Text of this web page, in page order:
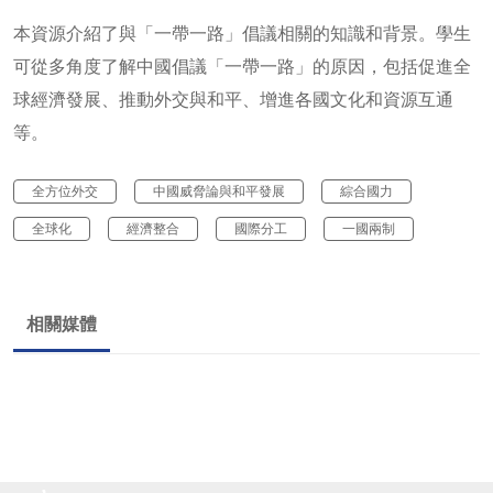
本資源介紹了與「一帶一路」倡議相關的知識和背景。學生
可從多角度了解中國倡議「一帶一路」的原因，包括促進全
球經濟發展、推動外交與和平、增進各國文化和資源互通
等。
全方位外交 中國威脅論與和平發展 綜合國力
全球化 經濟整合 國際分工 一國兩制
相關媒體